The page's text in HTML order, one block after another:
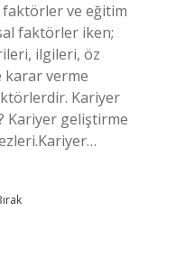
ve eğitim
faktörler iken;
ilgileri, öz
karar verme
Kariyer
Kariyer geliştirme